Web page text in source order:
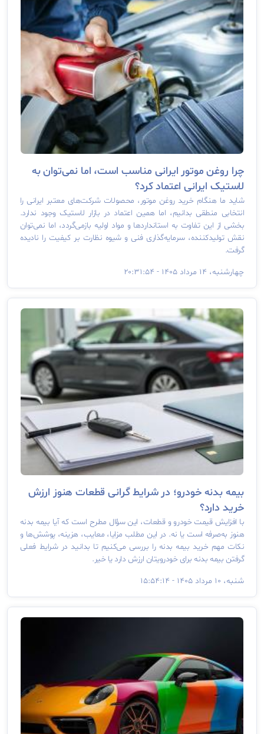
چرا روغن موتور ایرانی مناسب است، اما نمی‌توان به
لاستیک ایرانی اعتماد کرد؟
شاید ما هنگام خرید روغن موتور، محصولات شرکت‌های معتبر ایرانی را
انتخابی منطقی بدانیم، اما همین اعتماد در بازار لاستیک وجود ندارد.
بخشی از این تفاوت به استانداردها و مواد اولیه بازمی‌گردد، اما نمی‌توان
نقش تولیدکننده، سرمایه‌گذاری فنی و شیوه نظارت بر کیفیت را نادیده
گرفت.
چهارشنبه، ۱۴ مرداد ۱۴۰۵ - ۲۰:۳۱:۵۴
بیمه بدنه خودرو؛ در شرایط گرانی قطعات هنوز ارزش
خرید دارد؟
با افزایش قیمت خودرو و قطعات، این سؤال مطرح است که آیا بیمه بدنه
هنوز به‌صرفه است یا نه. در این مطلب مزایا، معایب، هزینه، پوشش‌ها و
نکات مهم خرید بیمه بدنه را بررسی می‌کنیم تا بدانید در شرایط فعلی
گرفتن بیمه بدنه برای خودرویتان ارزش دارد یا خیر.
شنبه، ۱۰ مرداد ۱۴۰۵ - ۱۵:۵۴:۱۴